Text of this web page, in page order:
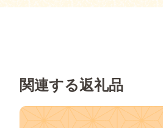
関連する返礼品